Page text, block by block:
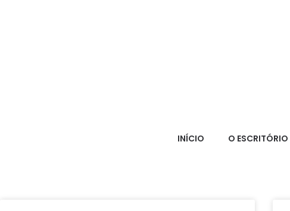
INÍCIO O ESCRITÓRIO